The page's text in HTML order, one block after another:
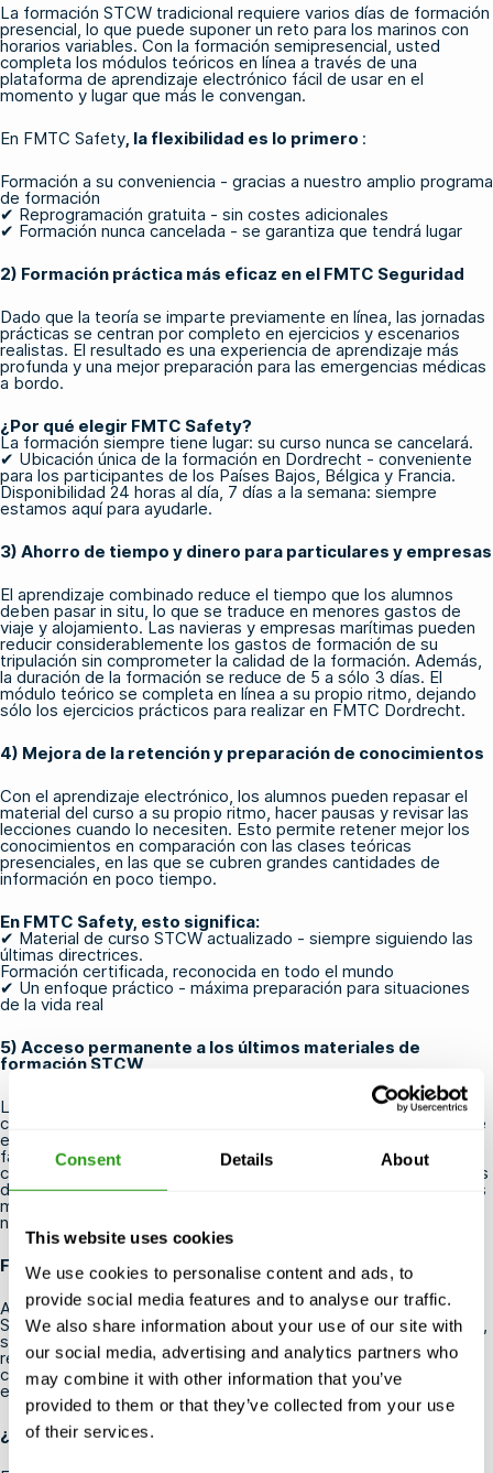
Consent Details About
This website uses cookies
We use cookies to personalise content and ads, to
provide social media features and to analyse our traffic.
We also share information about your use of our site with
our social media, advertising and analytics partners who
may combine it with other information that you’ve
provided to them or that they’ve collected from your use
of their services.
La formación STCW tradicional requiere varios días de formación
presencial, lo que puede suponer un reto para los marinos con
horarios variables. Con la formación semipresencial, usted
completa los módulos teóricos en línea a través de una
plataforma de aprendizaje electrónico fácil de usar en el
momento y lugar que más le convengan.
En FMTC Safety , la flexibilidad es lo primero :
Formación a su conveniencia - gracias a nuestro amplio programa
de formación
✔ Reprogramación gratuita - sin costes adicionales
✔ Formación nunca cancelada - se garantiza que tendrá lugar
2) Formación práctica más eficaz en el FMTC Seguridad
Dado que la teoría se imparte previamente en línea, las jornadas
prácticas se centran por completo en ejercicios y escenarios
realistas. El resultado es una experiencia de aprendizaje más
profunda y una mejor preparación para las emergencias médicas
a bordo.
¿Por qué elegir FMTC Safety?
La formación siempre tiene lugar: su curso nunca se cancelará.
✔ Ubicación única de la formación en Dordrecht - conveniente
para los participantes de los Países Bajos, Bélgica y Francia.
Disponibilidad 24 horas al día, 7 días a la semana: siempre
estamos aquí para ayudarle.
3) Ahorro de tiempo y dinero para particulares y empresas
El aprendizaje combinado reduce el tiempo que los alumnos
deben pasar in situ, lo que se traduce en menores gastos de
viaje y alojamiento. Las navieras y empresas marítimas pueden
reducir considerablemente los gastos de formación de su
tripulación sin comprometer la calidad de la formación. Además,
la duración de la formación se reduce de 5 a sólo 3 días. El
módulo teórico se completa en línea a su propio ritmo, dejando
sólo los ejercicios prácticos para realizar en FMTC Dordrecht.
4) Mejora de la retención y preparación de conocimientos
Con el aprendizaje electrónico, los alumnos pueden repasar el
material del curso a su propio ritmo, hacer pausas y revisar las
lecciones cuando lo necesiten. Esto permite retener mejor los
conocimientos en comparación con las clases teóricas
presenciales, en las que se cubren grandes cantidades de
información en poco tiempo.
En FMTC Safety, esto significa:
✔ Material de curso STCW actualizado - siempre siguiendo las
últimas directrices.
Formación certificada, reconocida en todo el mundo
✔ Un enfoque práctico - máxima preparación para situaciones
de la vida real
5) Acceso permanente a los últimos materiales de
formación STCW
La normativa marítima y los protocolos médicos evolucionan
constantemente. Una de las principales ventajas del aprendizaje
electrónico es que el material del curso puede actualizarse
fácilmente, lo que garantiza que los alumnos trabajen siempre
con las directrices STCW más recientes. Además, los materiales
de estudio permanecen accesibles en línea, lo que permite a los
miembros de la tripulación consultarlos posteriormente si es
necesario.
Formación STCW con Blended Learning en la FMTC
Al elegir los Primeros Auxilios Médicos y Cuidados Médicos
STCW a través de la formación semipresencial de FMTC Safety,
se beneficiará de un programa de formación flexible, práctico y
rentable. Ahorrará tiempo, mejorará la retención de
conocimientos y estará óptimamente preparado para
emergencias médicas en el mar.
¿Por qué formarse con FMTC Safety?